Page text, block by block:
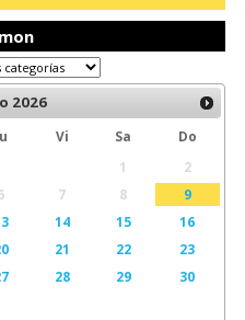
2026
Vi Sa
Do
1
2
7 8
9
14 15
16
21 22
23
28 29
30